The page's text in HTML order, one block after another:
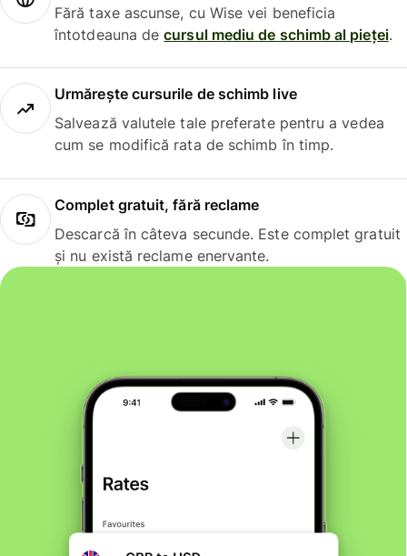
Fără taxe ascunse, cu Wise vei beneficia
întotdeauna decursul mediu de schimb al pieței.
Urmărește cursurile de schimb live
Salvează valutele tale preferate pentru a vedea
cum se modifică rata de schimb în timp.
Complet gratuit, fără reclame
Descarcă în câteva secunde. Este complet gratuit
și nu există reclame enervante.